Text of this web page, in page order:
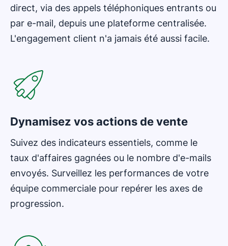
direct, via des appels téléphoniques entrants ou
par e-mail, depuis une plateforme centralisée.
L'engagement client n'a jamais été aussi facile.
Dynamisez vos actions de vente
Suivez des indicateurs essentiels, comme le
taux d'affaires gagnées ou le nombre d'e-mails
envoyés. Surveillez les performances de votre
équipe commerciale pour repérer les axes de
progression.